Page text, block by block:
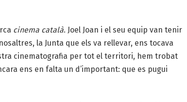
cinema català. Joel Joan i el seu equip van tenir
la Junta que els va rellevar, ens tocava
cinematografia per tot el territori, hem trobat
ens en falta un d’important: que es pugui